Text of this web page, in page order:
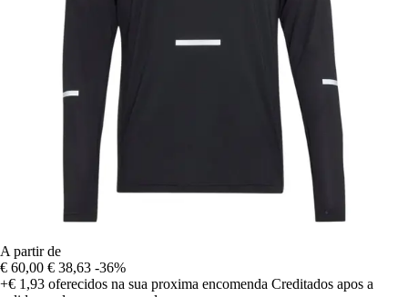
A partir de
€ 60,00 € 38,63 -36%
+€ 1,93 oferecidos na sua proxima encomenda Creditados apos a